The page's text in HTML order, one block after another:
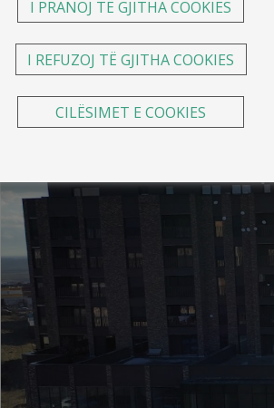
ka hapur pikën e re dhe të dytë në
I PRANOJ TË GJITHA COOKIES
I REFUZOJ TË GJITHA COOKIES
CILËSIMET E COOKIES